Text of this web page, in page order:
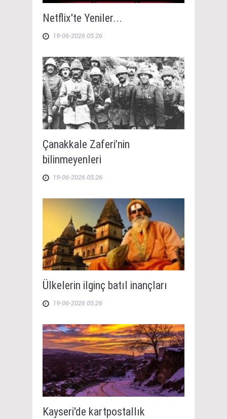
Netflix'te Yeniler...
19-06-2026 05:26
Çanakkale Zaferi’nin
bilinmeyenleri
19-06-2026 05:26
Ülkelerin ilginç batıl inançları
19-06-2026 05:26
Kayseri'de kartpostallık